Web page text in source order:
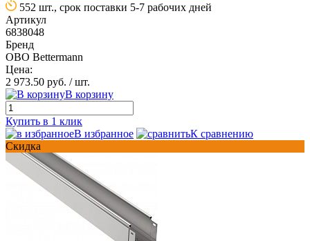
552 шт., срок поставки 5-7 рабочих дней
Артикул
6838048
Бренд
OBO Bettermann
Цена:
2 973.50 руб. / шт.
В корзину
Купить в 1 клик
В избранное
К сравнению
Скидка